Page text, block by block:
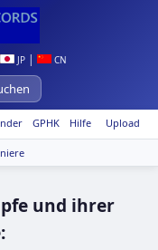
JP| CN
Upload
GPHK Hilfe
und ihrer